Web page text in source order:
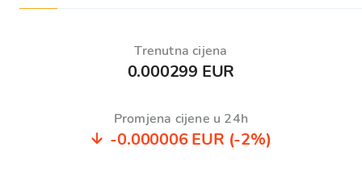
Trenutna cijena
0.000299 EUR
Promjena cijene u 24h
-0.000006 EUR (-2%)